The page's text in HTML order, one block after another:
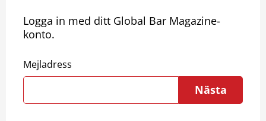
Logga in med ditt Global Bar Magazine-
konto.
Mejladress
Nästa